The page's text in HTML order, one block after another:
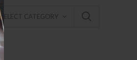
SELECT CATEGORY